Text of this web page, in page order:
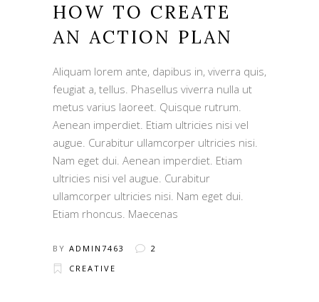
HOW TO CREATE
AN ACTION PLAN
Aliquam lorem ante, dapibus in, viverra quis,
feugiat a, tellus. Phasellus viverra nulla ut
metus varius laoreet. Quisque rutrum.
Aenean imperdiet. Etiam ultricies nisi vel
augue. Curabitur ullamcorper ultricies nisi.
Nam eget dui. Aenean imperdiet. Etiam
ultricies nisi vel augue. Curabitur
ullamcorper ultricies nisi. Nam eget dui.
Etiam rhoncus. Maecenas
BY ADMIN7463
2
CREATIVE